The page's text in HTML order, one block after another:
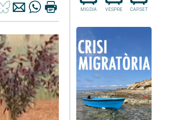
MIGDIA VESPRE CAP.SET